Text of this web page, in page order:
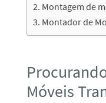
Montagem de
Montador de
Móveis